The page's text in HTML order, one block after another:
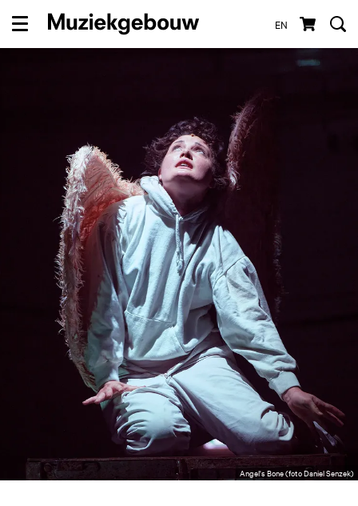
EN
Menu
Angel's Bone (foto Daniel Senzek)